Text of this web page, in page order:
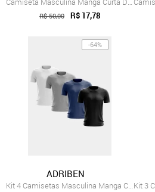
R$ 50,00 R$ 17,78
-64%
ADRIBEN
Kit 4 Camisetas Masculina Manga Curta Dr...